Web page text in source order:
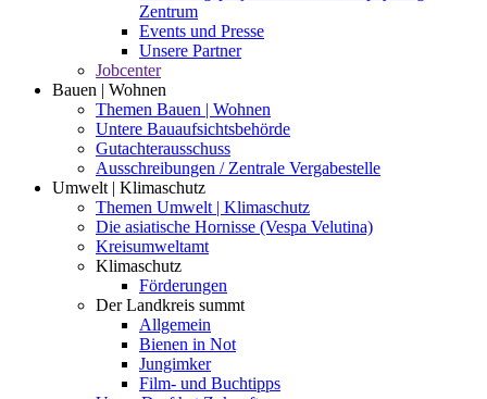
Zentrum
Events und Presse
Unsere Partner
Jobcenter
Bauen | Wohnen
Themen Bauen | Wohnen
Untere Bauaufsichtsbehörde
Gutachterausschuss
Ausschreibungen / Zentrale Vergabestelle
Umwelt | Klimaschutz
Themen Umwelt | Klimaschutz
Die asiatische Hornisse (Vespa Velutina)
Kreisumweltamt
Klimaschutz
Förderungen
Der Landkreis summt
Allgemein
Bienen in Not
Jungimker
Film- und Buchtipps